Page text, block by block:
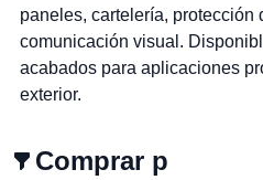
paneles, cartelería, protección
comunicación visual.
acabados para aplicaciones
exterior.
Comprar por